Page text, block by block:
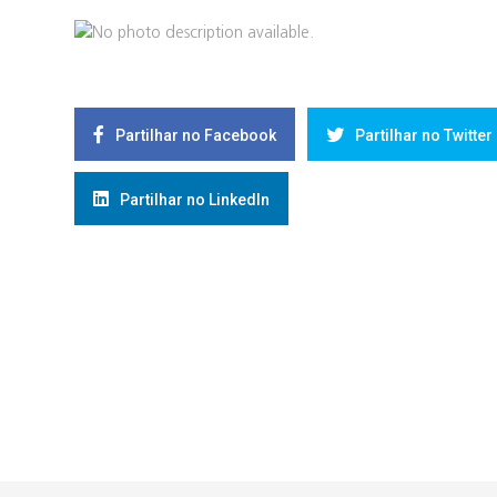
Partilhar no Facebook Partilhar no Twitter
Partilhar no LinkedIn